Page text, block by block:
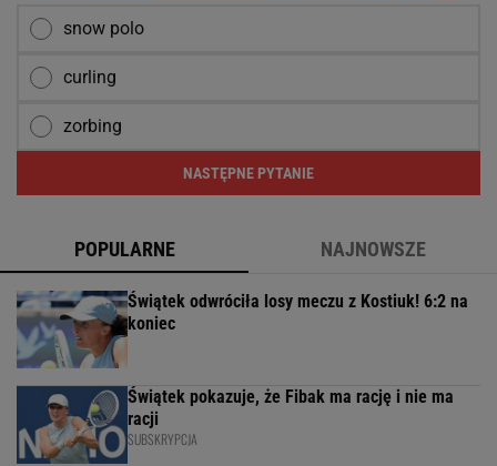
snow polo
curling
zorbing
NASTĘPNE PYTANIE
POPULARNE NAJNOWSZE
Świątek odwróciła losy meczu z Kostiuk! 6:2 na
koniec
Świątek pokazuje, że Fibak ma rację i nie ma
racji
SUBSKRYPCJA